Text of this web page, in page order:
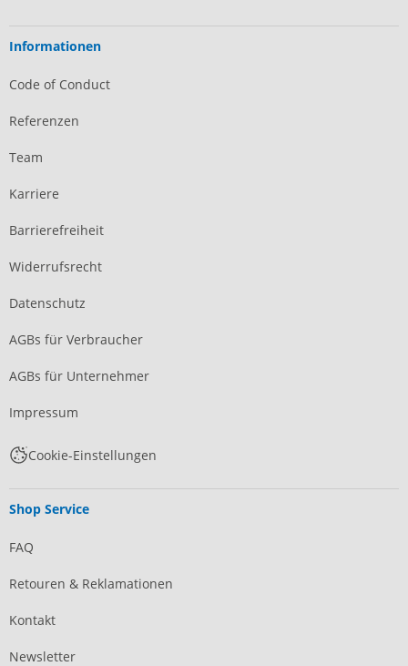
Informationen
Code of Conduct
Referenzen
Team
Karriere
Barrierefreiheit
Widerrufsrecht
Datenschutz
AGBs für Verbraucher
AGBs für Unternehmer
Impressum
Cookie-Einstellungen
Shop Service
FAQ
Retouren & Reklamationen
Kontakt
Newsletter